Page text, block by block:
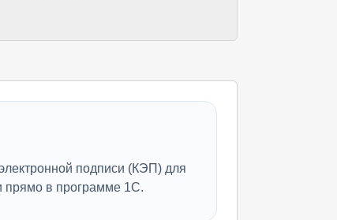
подписи (КЭП) для
прямо в программе 1С.